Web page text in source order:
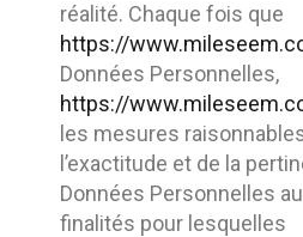
réalité. Chaque fois que
https://
Données Personnelles,
https://
les mesures
l’exactitude et de la
Données Personnelles
finalités pour lesquelles